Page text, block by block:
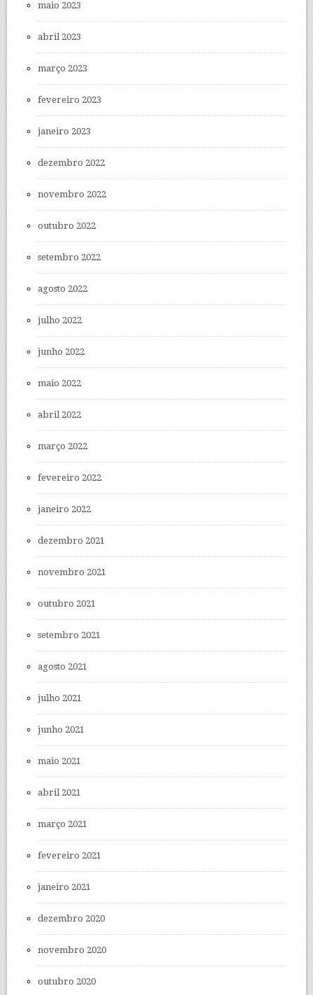
maio 2023
abril 2023
março 2023
fevereiro 2023
janeiro 2023
dezembro 2022
novembro 2022
outubro 2022
setembro 2022
agosto 2022
julho 2022
junho 2022
maio 2022
abril 2022
março 2022
fevereiro 2022
janeiro 2022
dezembro 2021
novembro 2021
outubro 2021
setembro 2021
agosto 2021
julho 2021
junho 2021
maio 2021
abril 2021
março 2021
fevereiro 2021
janeiro 2021
dezembro 2020
novembro 2020
outubro 2020